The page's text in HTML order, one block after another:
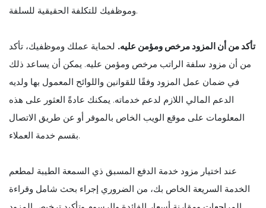
وموظفيك للتكلفة الحقيقية للسلفة.
تأكد من أن المزود مرخص ومؤمن عليه. لحماية عملك وموظفيك، تأكد
من أن مزود سلفة الراتب مرخص ومؤمن عليه. يمكن أن يساعد ذلك
في ضمان عمل المزود وفقًا للقوانين واللوائح المعمول بها ولديه
الدعم المالي اللازم لدعم خدماته. يمكنك عادةً العثور على هذه
المعلومات على موقع الويب الخاص بالموفر أو عن طريق الاتصال
بقسم خدمة العملاء.
عند اختيار مزود خدمة الدفع المسبق ذي السمعة الطيبة لمطعم
الخدمة السريعة الخاص بك، من الضروري إجراء بحث شامل وقراءة